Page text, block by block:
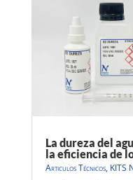
La dureza del
la eficiencia de
Articulos Técnicos, KITS